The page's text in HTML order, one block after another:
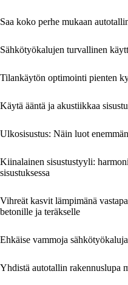
Saa koko perhe mukaan
Sähkötyökalujen turvallinen
Tilankäytön optimointi pienten
Käytä ääntä ja akustiikkaa
Ulkosisustus: Näin luot
Kiinalainen sisustustyyli:
sisustuksessa
Vihreät kasvit lämpimänä
betonille ja teräkselle
Ehkäise vammoja
Yhdistä autotallin rakennuslupa